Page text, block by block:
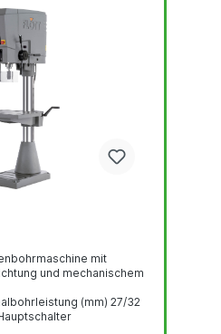
mit
und mechanischem
(mm) 27/32